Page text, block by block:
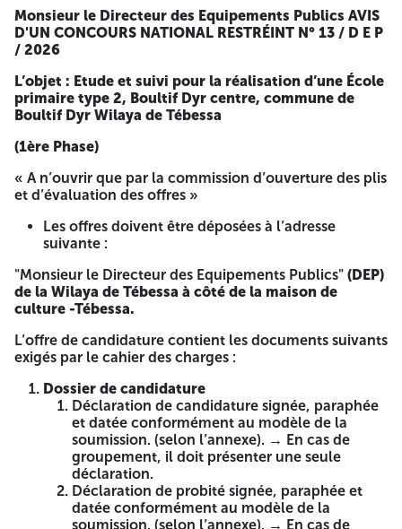
Opération: Étude, suivi et réalisation d’une École primaire
type 2, Boultif Dyr centre, commune de Boultif Dyr
Wilayas de Tébessa (programme2026 ).
Projet: Etude et suivi pour la réalisation d’une École
primaire type 2, Boultif Dyr centre, commune de Boultif
Dyr Wilaya de Tébessa.
Le présent concours national restreint s’adresse aux
architectes agréés seuls ou en groupement ou Sociétés
civiles professionnelles SCP et inscrit dans le tableau des
architectes (CNOA), ainsi qu’aux bureaux d’études publics.
Présentant les capacités professionnelles, financières et
techniques minimales suivantes
A.Capacité professionnelle:
Pour les architectes agrées seuls ouren groupement ou les
SCP, justifiant :
De l’agrément de l’année en cours + attestation
CASNOS valable.
Et d’un protocole d’accord en cas de groupement
et/ou statut en cas de société (SCP)
Pour les bureaux d’études publics, justifiant :
Du statut d’entreprise public économique (EPE) du
bureau d’études ou d’un décret de création
Copie de l’extrait du registre de commerce portant
code 607009
Monsieur le Directeur des Equipements Publics AVIS
D'UN CONCOURS NATIONAL RESTRÉINT N° 13 / D E P
/ 2026
L’objet : Etude et suivi pour la réalisation d’une École
primaire type 2, Boultif Dyr centre, commune de
Boultif Dyr Wilaya de Tébessa
(1ère Phase)
« A n’ouvrir que par la commission d’ouverture des plis
et d’évaluation des offres »
Les offres doivent être déposées à l’adresse
suivante :
"Monsieur le Directeur des Equipements Publics" (DEP)
de la Wilaya de Tébessa à côté de la maison de
culture -Tébessa.
L’offre de candidature contient les documents suivants
exigés par le cahier des charges :
Dossier de candidature
Déclaration de candidature signée, paraphée
et datée conformément au modèle de la
soumission. (selon l’annexe). → En cas de
groupement, il doit présenter une seule
déclaration.
Déclaration de probité signée, paraphée et
datée conformément au modèle de la
soumission. (selon l’annexe). → En cas de